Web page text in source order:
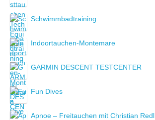
Schwimmbadtraining
Indoortauchen-Montemare
GARMIN DESCENT TESTCENTER
Fun Dives
Apnoe – Freitauchen mit Christian Redl